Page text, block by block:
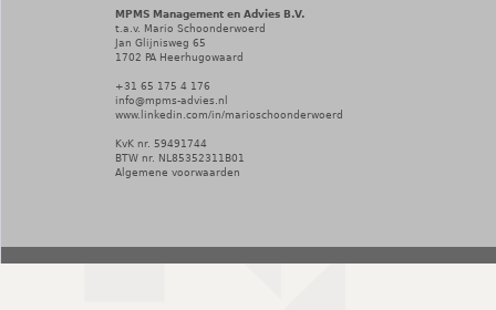
MPMS Management en Advies B.V.
t.a.v. Mario Schoonderwoerd
Jan Glijnisweg 65
1702 PA Heerhugowaard
+31 65 175 4 176
info@mpms-advies.nl
www.linkedin.com/in/marioschoonderwoerd
KvK nr. 59491744
BTW nr. NL85352311B01
Algemene voorwaarden